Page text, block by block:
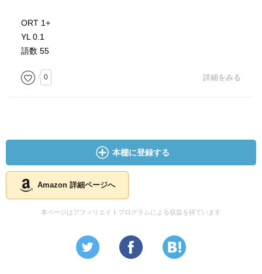
ORT 1+
YL 0.1
語数 55
0 詳細をみる
本棚に登録する
Amazon 詳細ページへ
本ページはアフィリエイトプログラムによる収益を得ています